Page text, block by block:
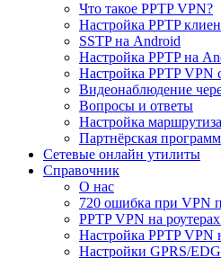
Что такое PPTP VPN?
Настройка PPTP
SSTP на Android
Настройка PPTP на
Настройка PPTP VPN
Видеонаблюдение
Вопросы и ответы
Настройка
Партнёрская
Сетевые онлайн утилиты
Справочник
О нас
720 ошибка при VPN
PPTP VPN на
Настройка PPTP VPN
Настройки GPRS/